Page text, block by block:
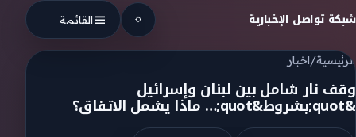
Skip to content
شبكة تواصل الإخبارية القائمة
الرئيسية/اخبار
وقف نار شامل بين لبنان وإسرائيل
&quot;بشروط&quot;… ماذا يشمل الاتفاق؟